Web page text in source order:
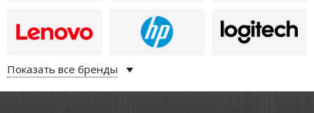
Показать все бренды